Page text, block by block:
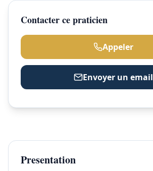
Contacter ce praticien
Appeler
Envoyer un email
Presentation